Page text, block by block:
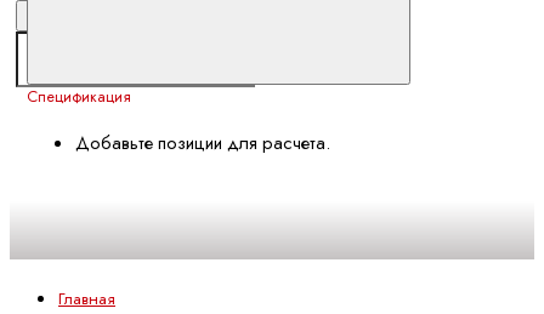
Спецификация
Добавьте позиции для расчета.
Главная